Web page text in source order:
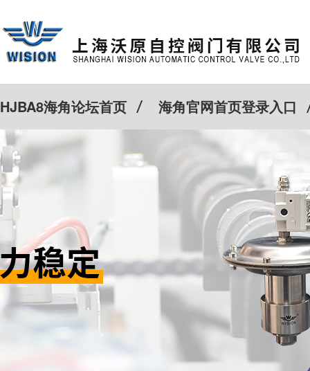
HJBA8海角论坛首页 海角官网首页登录入口
特殊定制 客户案例 Cv计算器